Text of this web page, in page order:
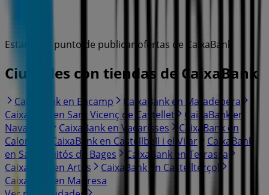
Estamos a punto de publicar ofertas de CaixaBank
Ciudades con tiendas de CaixaBank
CaixaBank en Encamp
CaixaBank en Matadepera
CaixaBank en Sant Vicenç de Castellet
CaixaBank en
Navarcles
CaixaBank en Vacarisses
CaixaBank en
Calonge
CaixaBank en Castellbell i el Vilar
CaixaBank
en Sant Fruitós de Bages
CaixaBank en Terrassa
CaixaBank en Artés
CaixaBank en Castellterçol
CaixaBank en Manresa